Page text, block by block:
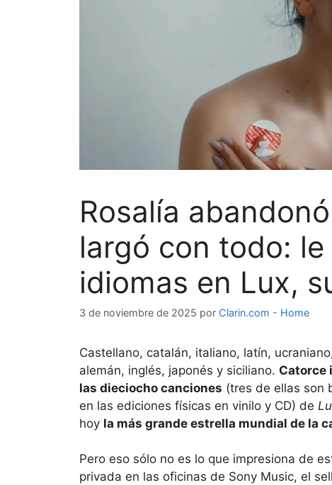
Rosalía
largó con todo:
idiomas en Lux,
3 de noviembre de 2025 por Clarin.com - Home
Castellano, catalán, italiano, latín,
alemán, inglés, japonés y siciliano. Catorce
las dieciocho canciones (tres de ellas son
en las ediciones físicas en vinilo y CD) de
hoy la más grande estrella mundial de la
Pero eso sólo no es lo que impresiona de
privada en las oficinas de Sony Music, el